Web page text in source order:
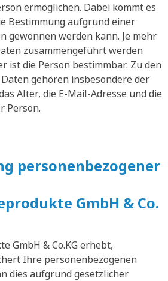
ermöglichen. Dabei kommt es
Bestimmung aufgrund einer
gewonnen werden kann. Je mehr
zusammengeführt werden
ist die Person bestimmbar. Zu den
gehören insbesondere der
Alter, die E-Mail-Adresse und die
Person.
personenbezogener
GmbH & Co.
GmbH & Co.KG erhebt,
Ihre personenbezogenen
dies aufgrund gesetzlicher